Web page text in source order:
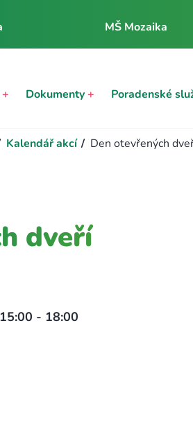
MŠ Mozaika
+ Dokumenty+ Poradenské
Kalendář akcí / Den otevřených
dveří
- 18:00